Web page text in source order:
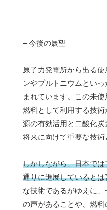
– 今後の展望
原子力発電所から出る
ンやプルトニウムとい
まれています。この未
燃料として利用する技
源の有効活用と二酸化炭
将来に向けて重要な技術
しかしながら、日本で
通りに進展しているとは
な技術であるがゆえに
の声があることや、燃